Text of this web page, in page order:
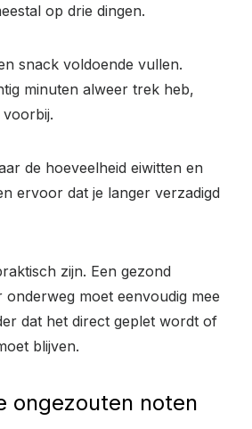
op drie dingen.
snack voldoende vullen.
minuten alweer trek heb,
de hoeveelheid eiwitten en
ervoor dat je langer verzadigd
zijn. Een gezond
moet eenvoudig mee
dat het direct geplet wordt of
blijven.
ongezouten noten